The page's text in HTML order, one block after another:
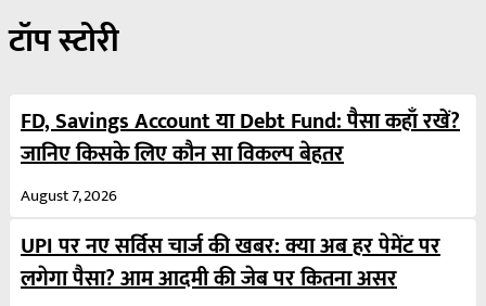
टॉप स्टोरी
FD, Savings Account या Debt Fund: पैसा कहाँ रखें?
जानिए किसके लिए कौन सा विकल्प बेहतर
August 7, 2026
UPI पर नए सर्विस चार्ज की खबर: क्या अब हर पेमेंट पर
लगेगा पैसा? आम आदमी की जेब पर कितना असर